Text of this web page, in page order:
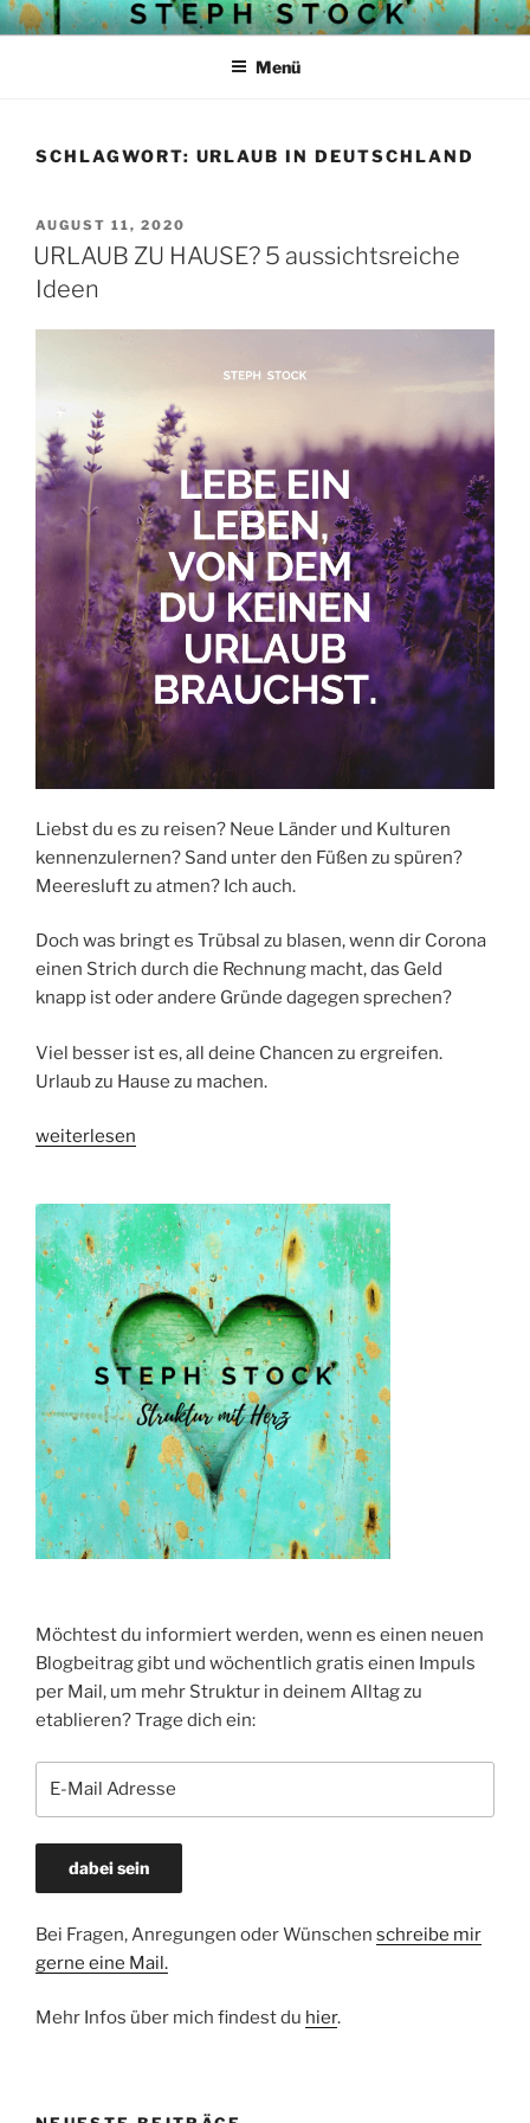
Zum
InhaltSTEPH STOCKS BLOG
Struktur mit Herz
Menü
SCHLAGWORT: URLAUB IN DEUTSCHLAND
VERÖFFENTLICHT
AM
AUGUST 11, 2020
URLAUB ZU HAUSE? 5 aussichtsreiche
Ideen
Liebst du es zu reisen? Neue Länder und Kulturen
kennenzulernen? Sand unter den Füßen zu spüren?
Meeresluft zu atmen? Ich auch.
Doch was bringt es Trübsal zu blasen, wenn dir Corona
einen Strich durch die Rechnung macht, das Geld
knapp ist oder andere Gründe dagegen sprechen?
Viel besser ist es, all deine Chancen zu ergreifen.
Urlaub zu Hause zu machen.
„URLAUB
5
aussichtsreiche
Ideen“
weiterlesen
Möchtest du informiert werden, wenn es einen neuen
Blogbeitrag gibt und wöchentlich gratis einen Impuls
per Mail, um mehr Struktur in deinem Alltag zu
etablieren? Trage dich ein:
Bei Fragen, Anregungen oder Wünschen schreibe mir
gerne eine Mail.
Mehr Infos über mich findest du hier.